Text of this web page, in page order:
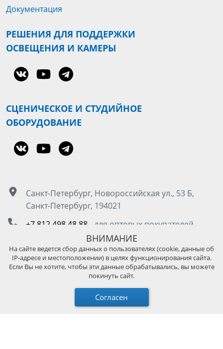
Документация
РЕШЕНИЯ ДЛЯ ПОДДЕРЖКИ
ОСВЕЩЕНИЯ И КАМЕРЫ
СЦЕНИЧЕСКОЕ И СТУДИЙНОЕ
ОБОРУДОВАНИЕ
Санкт-Петербург, Новороссийская ул., 53 Б,
Санкт-Петербург, 194021
+7 812 498 48 88 - для оптовых покупателей
- для розничных покупателей
Москва, Остаповский проезд д.5, стр. 4, под.3
- для оптовых покупателей
8 800 511 13 36- для розничных покупателей
ВНИМАНИЕ
На сайте ведется сбор данных о пользователях (cookie, данные об
IP-адресе и местоположении) в целях функционирования сайта.
Если Вы не хотите, чтобы эти данные обрабатывались, вы можете
покинуть сайт.
Согласен